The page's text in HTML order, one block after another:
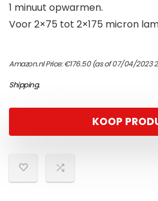
1 minuut opwarmen.
Voor 2×75 tot 2×175 micron
Amazon.nl Price:€176.50(as of 07/04/2023
Shipping.
KOOP